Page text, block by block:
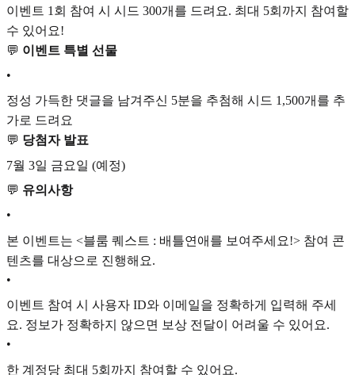
이벤트 1회 참여 시 시드 300개를 드려요. 최대 5회까지 참여할
수 있어요!
💬 이벤트 특별 선물
•
정성 가득한 댓글을 남겨주신 5분을 추첨해 시드 1,500개를 추
가로 드려요
💬 당첨자 발표
7월 3일 금요일 (예정)
💬 유의사항
•
본 이벤트는 <블룸 퀘스트 : 배틀연애를 보여주세요!> 참여 콘
텐츠를 대상으로 진행해요.
•
이벤트 참여 시 사용자 ID와 이메일을 정확하게 입력해 주세
요. 정보가 정확하지 않으면 보상 전달이 어려울 수 있어요.
•
한 계정당 최대 5회까지 참여할 수 있어요.